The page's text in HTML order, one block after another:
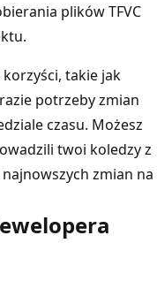
plików TFVC
takie jak
potrzeby zmian
czasu. Możesz
twoi koledzy z
zmian na